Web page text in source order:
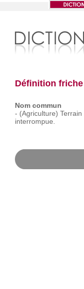
Définition friche
Nom commun
- (Agriculture) Terrain
interrompue.